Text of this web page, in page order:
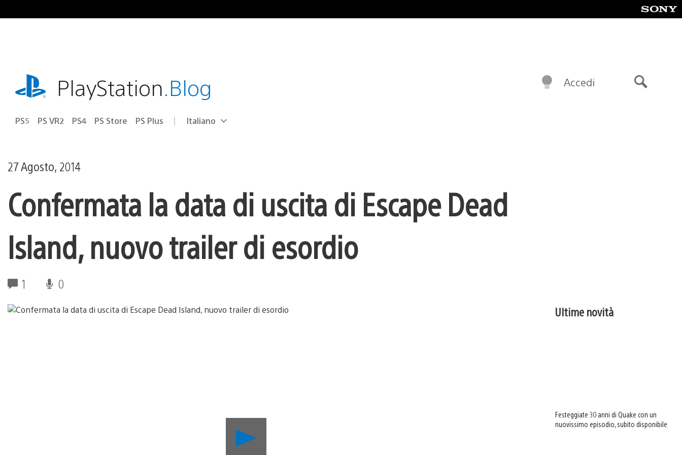
al
playstation.comPlayStation.Blog
PS5 PS VR2 PS4 PS Store PS Plus Seleziona
Regione
Italiano
Accedi
27 Agosto, 2014
Confermata la data di uscita di Escape Dead
Island, nuovo trailer di esordio
1 0
video
Ultime novità
Festeggiate 30 anni di Quake con un
nuovissimo episodio, subito disponibile